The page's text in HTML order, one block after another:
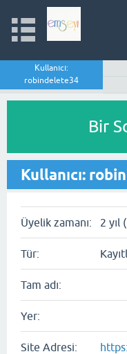
Kullanıcı:
robindelete34
Bir
Kullanıcı:
Üyelik zamanı: 2 yıl
Tür:
Tam adı:
Yer:
Site Adresi: